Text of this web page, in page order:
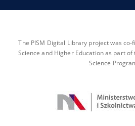
The PISM Digital Library project was
Science and Higher Education as part
Science